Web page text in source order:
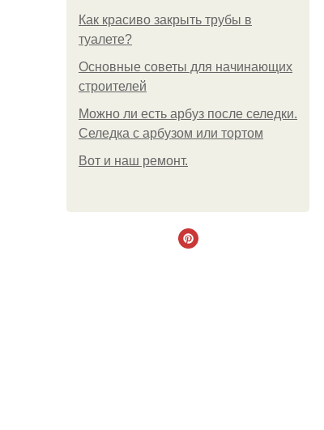
Как красиво закрыть трубы в
туалете?
Основные советы для начинающих
строителей
Можно ли есть арбуз после селедки.
Селедка с арбузом или тортом
Boт и наш ремoнт.